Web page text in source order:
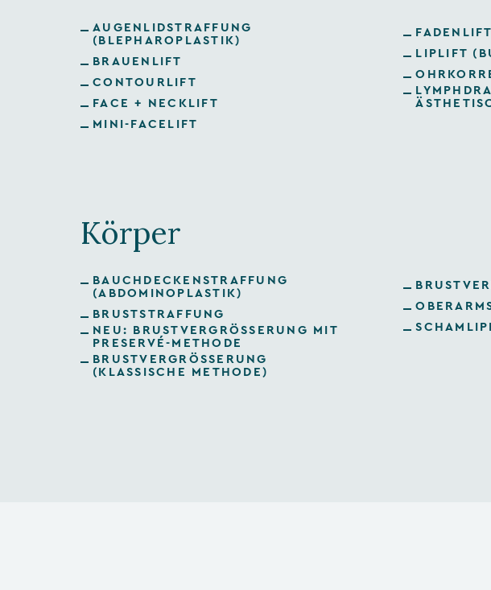
AUGENLIDSTRAFFUNG
(BLEPHAROPLASTIK)
BRAUENLIFT
CONTOURLIFT
FACE + NECKLIFT
MINI-FACELIFT
LIPLIFT
Körper
BAUCHDECKENSTRAFFUNG
(ABDOMINOPLASTIK)
BRUSTSTRAFFUNG
NEU: BRUSTVERGRÖSSERUNG MIT
PRESERVÉ-METHODE
BRUSTVERGRÖSSERUNG
(KLASSISCHE METHODE)